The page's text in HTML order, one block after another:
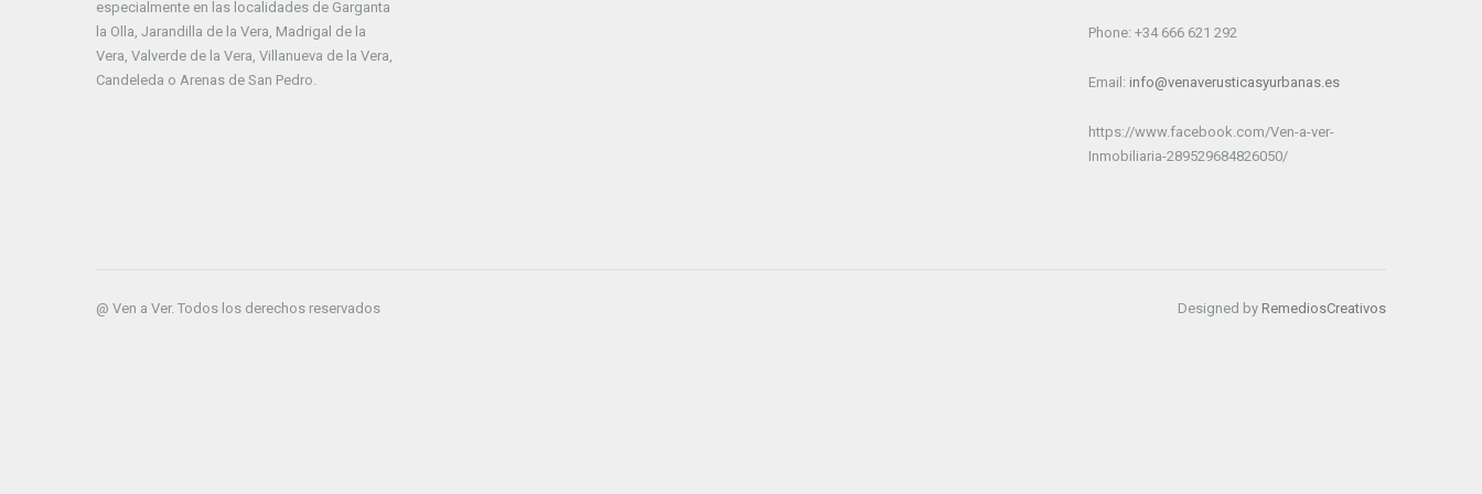
especialmente en las localidades de Garganta
la Olla, Jarandilla de la Vera, Madrigal de la
Vera, Valverde de la Vera, Villanueva de la Vera,
Candeleda o Arenas de San Pedro.
Phone: +34 666 621 292
Email: info@venaverusticasyurbanas.es
https://www.facebook.com/Ven-a-ver-
Inmobiliaria-289529684826050/
@ Ven a Ver. Todos los derechos reservados Designed by RemediosCreativos